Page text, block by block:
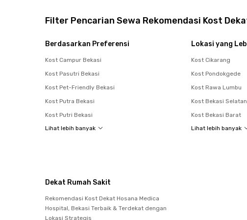
Filter Pencarian Sewa Rekomendasi Kost
Berdasarkan Preferensi
Kost Campur Bekasi
Kost Pasutri Bekasi
Kost Pet-Friendly Bekasi
Kost Putra Bekasi
Kost Putri Bekasi
Lihat lebih banyak
Lokasi yang
Kost Cikarang
Kost Pondokgede
Kost Rawa Lumbu
Kost Bekasi Selatan
Kost Bekasi Barat
Lihat lebih banyak
Dekat Rumah Sakit
Rekomendasi Kost Dekat Hosana Medica
Hospital, Bekasi Terbaik & Terdekat dengan
Lokasi Strategis